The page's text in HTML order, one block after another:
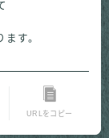
す。
URLをコピー